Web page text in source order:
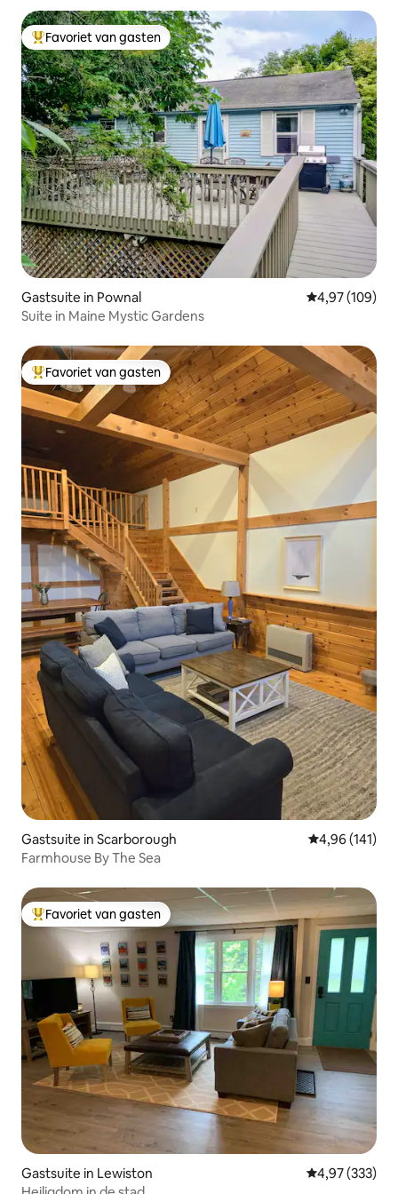
Topfavoriet van gasten
Favoriet van gasten
Gastsuite in Pownal Gemiddelde
4,97 (109)
Suite in Maine Mystic Gardens
Topfavoriet van gasten
Favoriet van gasten
Gastsuite in Scarborough Gemiddelde
4,96 (141)
Farmhouse By The Sea
Topfavoriet van gasten
Favoriet van gasten
Gastsuite in Lewiston Gemiddelde
4,97 (333)